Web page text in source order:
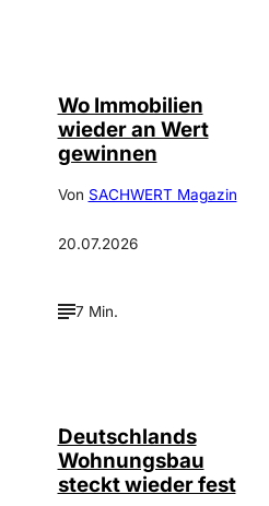
Wo Immobilien
wieder an Wert
gewinnen
Von SACHWERT Magazin
20.07.2026
7 Min.
Deutschlands
Wohnungsbau
steckt wieder fest